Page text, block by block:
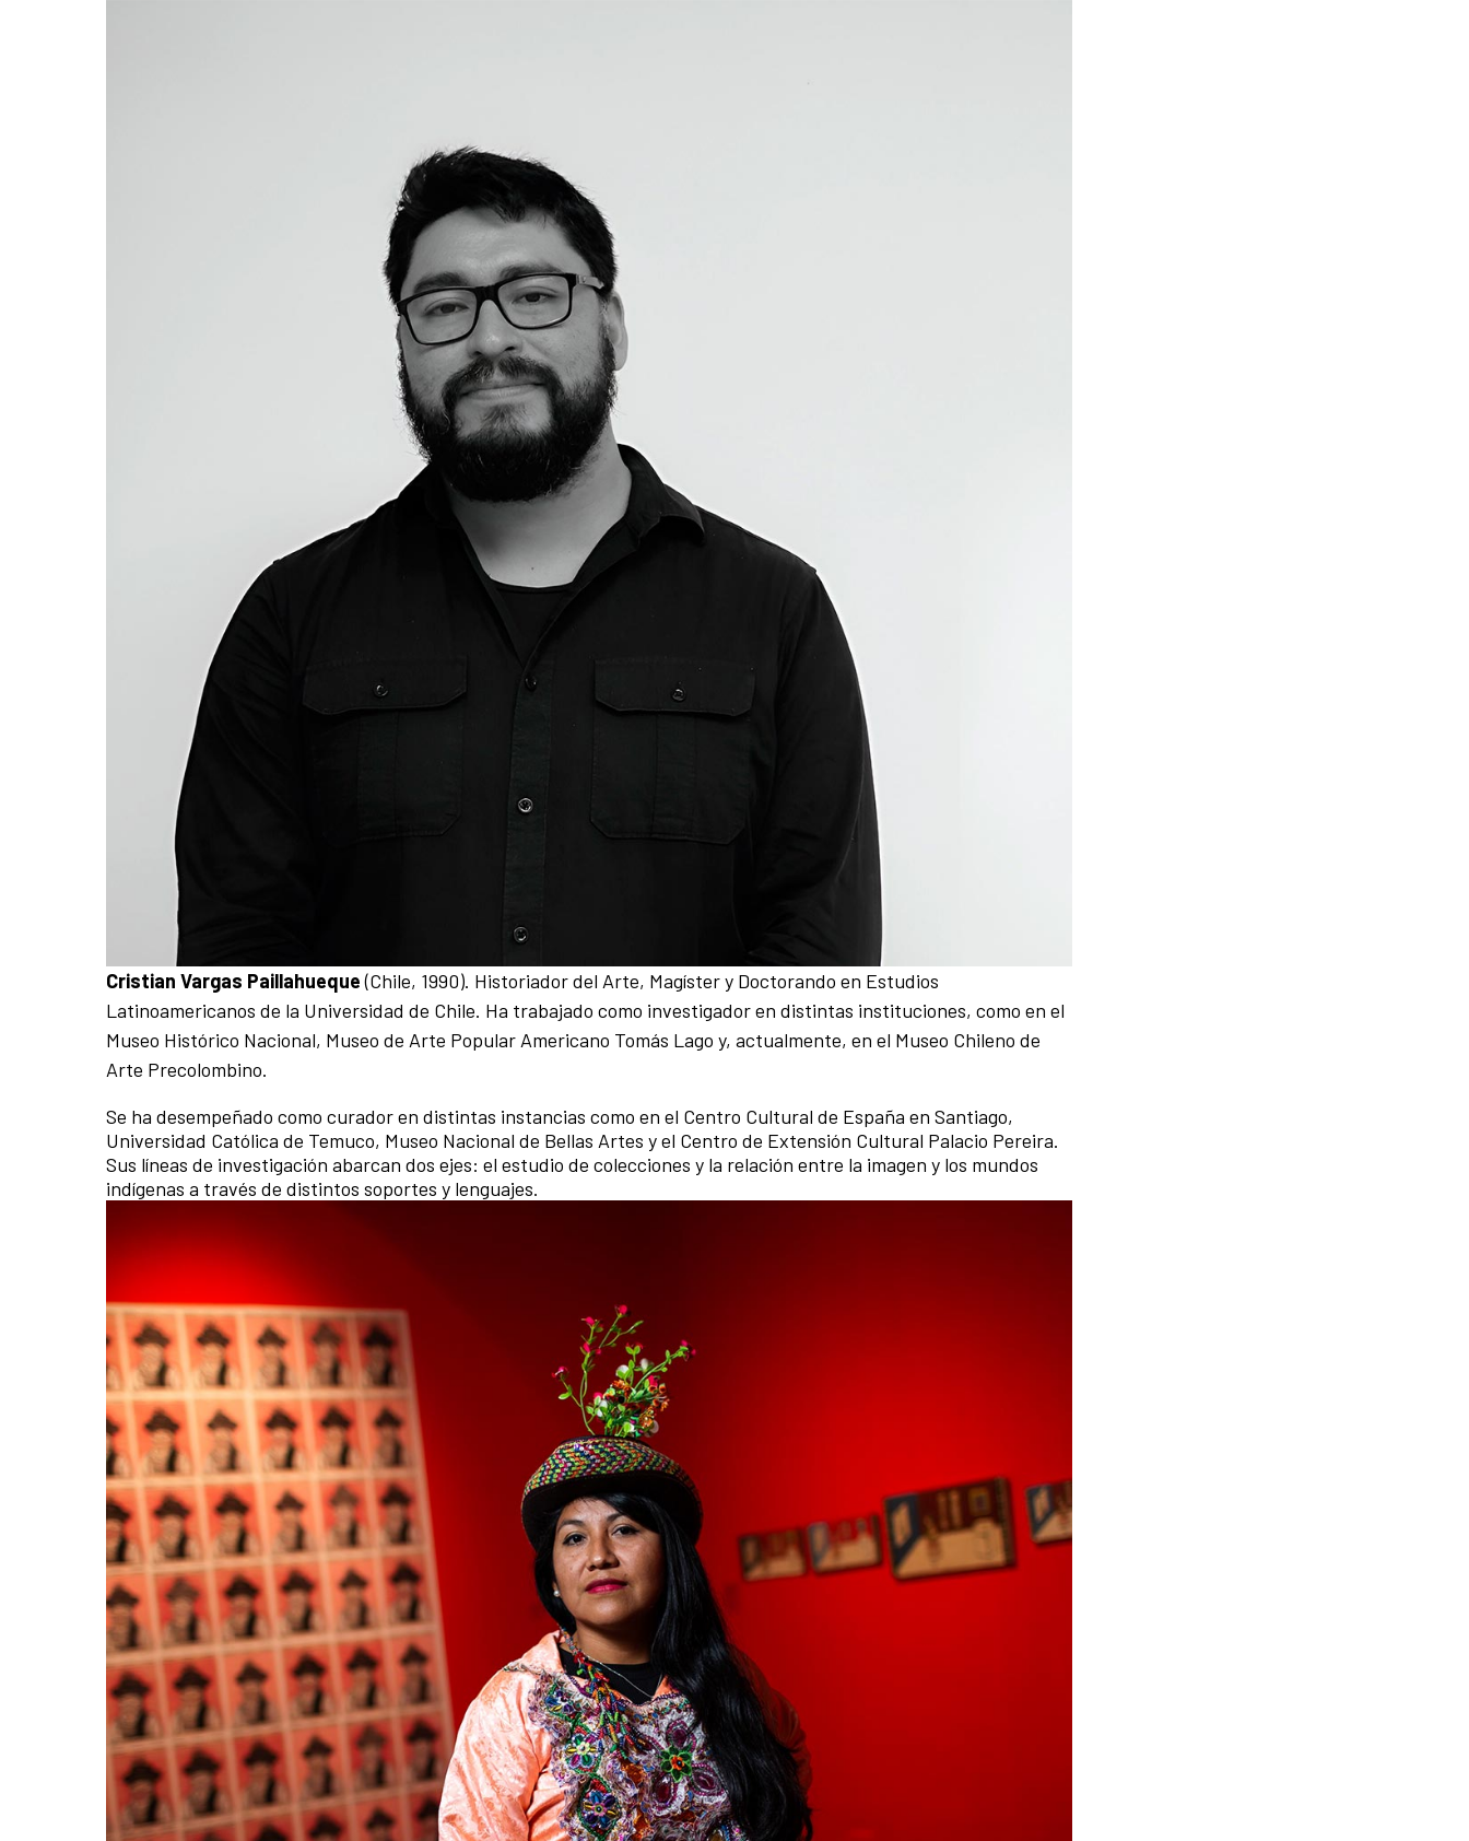
Cristian Vargas Paillahueque(Chile, 1990). Historiador del Arte, Magíster y Doctorando en Estudios
Latinoamericanos de la Universidad de Chile. Ha trabajado como investigador en distintas instituciones, como en el
Museo Histórico Nacional, Museo de Arte Popular Americano Tomás Lago y, actualmente, en el Museo Chileno de
Arte Precolombino.
Se ha desempeñado como curador en distintas instancias como en el Centro Cultural de España en Santiago,
Universidad Católica de Temuco, Museo Nacional de Bellas Artes y el Centro de Extensión Cultural Palacio Pereira.
Sus líneas de investigación abarcan dos ejes: el estudio de colecciones y la relación entre la imagen y los mundos
indígenas a través de distintos soportes y lenguajes.